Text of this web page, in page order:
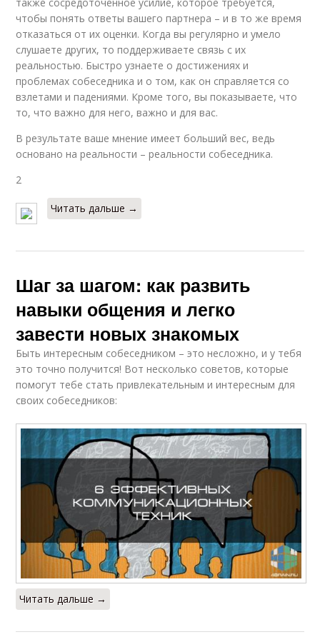
чтобы понять ответы вашего партнера – и в то же время
отказаться от их оценки. Когда вы регулярно и умело
слушаете других, то поддерживаете связь с их
реальностью. Быстро узнаете о достижениях и
проблемах собеседника и о том, как он справляется со
взлетами и падениями. Кроме того, вы показываете, что
то, что важно для него, важно и для вас.
В результате ваше мнение имеет больший вес, ведь
основано на реальности – реальности собеседника.
2
Читать дальше →
Шаг за шагом: как развить
навыки общения и легко
завести новых знакомых
Быть интересным собеседником – это несложно, и у тебя
это точно получится! Вот несколько советов, которые
помогут тебе стать привлекательным и интересным для
своих собеседников:
Читать дальше →